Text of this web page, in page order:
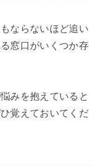
ならないほど追い
窓口がいくつか存
みを抱えていると
覚えておいてくだ